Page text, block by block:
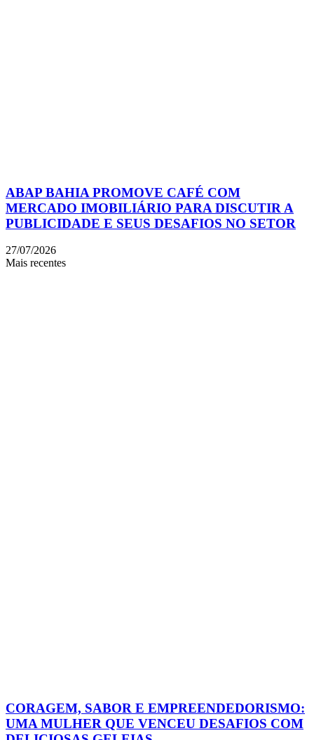
ABAP BAHIA PROMOVE CAFÉ COM
MERCADO IMOBILIÁRIO PARA DISCUTIR A
PUBLICIDADE E SEUS DESAFIOS NO SETOR
27/07/2026
Mais recentes
CORAGEM, SABOR E EMPREENDEDORISMO:
UMA MULHER QUE VENCEU DESAFIOS COM